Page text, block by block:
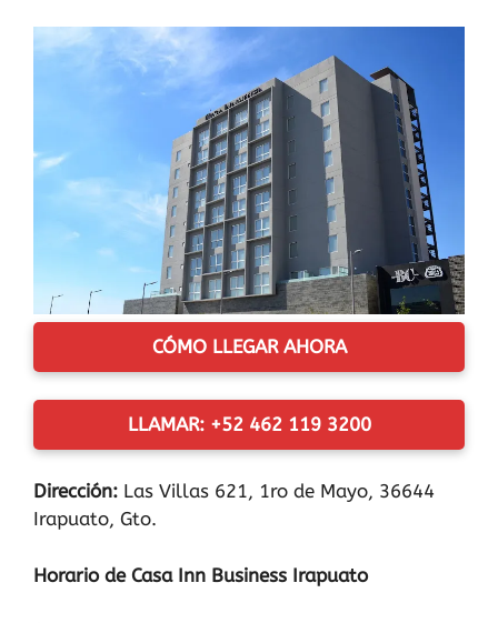
CÓMO LLEGAR AHORA
LLAMAR: +52 462 119 3200
Dirección: Las Villas 621, 1ro de Mayo, 36644
Irapuato, Gto.
Horario de Casa Inn Business Irapuato